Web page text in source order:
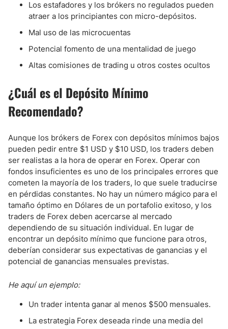
Los estafadores y los brókers no regulados pueden
atraer a los principiantes con micro-depósitos.
Mal uso de las microcuentas
Potencial fomento de una mentalidad de juego
Altas comisiones de trading u otros costes ocultos
¿Cuál es el Depósito Mínimo
Recomendado?
Aunque los brókers de Forex con depósitos mínimos bajos
pueden pedir entre $1 USD y $10 USD, los traders deben
ser realistas a la hora de operar en Forex. Operar con
fondos insuficientes es uno de los principales errores que
cometen la mayoría de los traders, lo que suele traducirse
en pérdidas constantes. No hay un número mágico para el
tamaño óptimo en Dólares de un portafolio exitoso, y los
traders de Forex deben acercarse al mercado
dependiendo de su situación individual. En lugar de
encontrar un depósito mínimo que funcione para otros,
deberían considerar sus expectativas de ganancias y el
potencial de ganancias mensuales previstas.
He aquí un ejemplo:
Un trader intenta ganar al menos $500 mensuales.
La estrategia Forex deseada rinde una media del